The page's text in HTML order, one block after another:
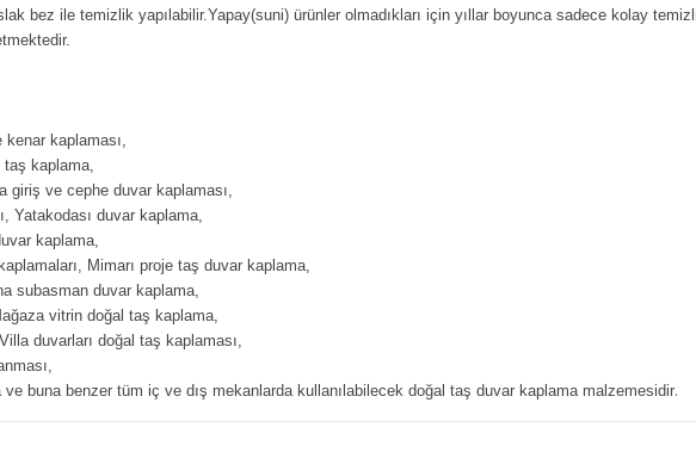
bez ile temizlik yapılabilir.Yapay(suni) ürünler olmadıkları için yıllar boyunca sadece kolay
kaplaması,
taş kaplama,
giriş ve cephe duvar kaplaması,
Yatakodası duvar kaplama,
kaplama,
Mimarı proje taş duvar kaplama,
subasman duvar kaplama,
vitrin doğal taş kaplama,
duvarları doğal taş kaplaması,
buna benzer tüm iç ve dış mekanlarda kullanılabilecek doğal taş duvar kaplama malzemesidir.